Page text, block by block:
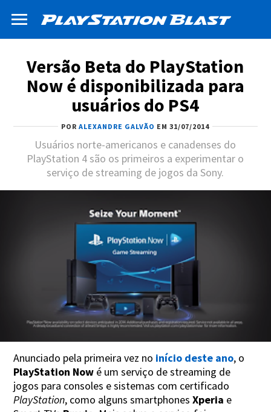
Versão Beta do PlayStation
Now é disponibilizada para
usuários do PS4
PORALEXANDRE GALVÃO EM 31/07/2014
Usuários norte-americanos e canadenses do
PlayStation 4 são os primeiros a experimentar o
serviço de streaming de jogos da Sony.
Anunciado pela primeira vez no início deste ano, o
PlayStation Now é um serviço de streaming de
jogos para consoles e sistemas com certificado
PlayStation, como alguns smartphonesXperia e